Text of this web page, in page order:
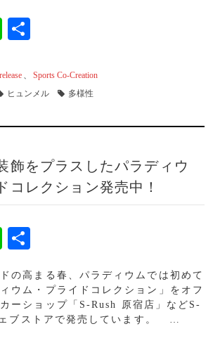
Li
Sports Co-Creation
ヒュンメル 多様性
飾をプラスしたパラディウ
コレクション発売中！
Li
の高まる春、パラディウムでは初めて
ウム・プライドコレクション」をオフ
ーショップ「S-Rush 原宿店」などS-
ブストアで発売しています。 …